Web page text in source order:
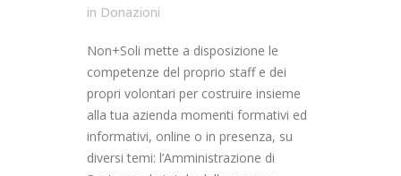
in Donazioni
Non+Soli mette a disposizione le
competenze del proprio staff e dei
propri volontari per costruire insieme
alla tua azienda momenti formativi ed
informativi, online o in presenza, su
diversi temi: l’Amministrazione di